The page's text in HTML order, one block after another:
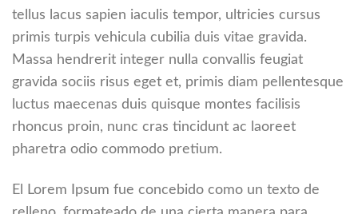
tellus lacus sapien iaculis tempor, ultricies cursus
primis turpis vehicula cubilia duis vitae gravida.
Massa hendrerit integer nulla convallis feugiat
gravida sociis risus eget et, primis diam pellentesque
luctus maecenas duis quisque montes facilisis
rhoncus proin, nunc cras tincidunt ac laoreet
pharetra odio commodo pretium.
El Lorem Ipsum fue concebido como un texto de